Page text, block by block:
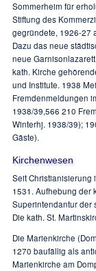
Sommerheim für
Stiftung des
gegründete, 1926-27
Dazu das neue
neue
kath. Kirche
und Institute. 1938
Fremdenmeldungen
1938/39,566 210
Winterhj. 1938/39);
Gäste).
Kirchenwesen
Seit Christianisierung
1531. Aufhebung der
Superintendantur der
Die kath. St.
Die Marienkirche
1270 baufällig als
Marienkirche am